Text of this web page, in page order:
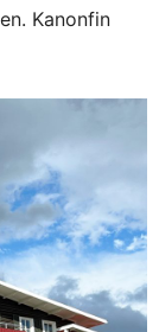
Kanonfin